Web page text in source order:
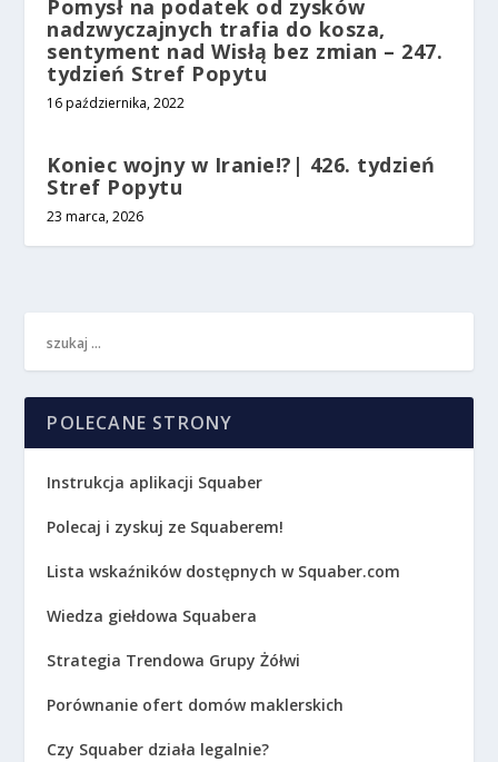
Pomysł na podatek od zysków
nadzwyczajnych trafia do kosza,
sentyment nad Wisłą bez zmian – 247.
tydzień Stref Popytu
16 października, 2022
Koniec wojny w Iranie!?| 426. tydzień
Stref Popytu
23 marca, 2026
POLECANE STRONY
Instrukcja aplikacji Squaber
Polecaj i zyskuj ze Squaberem!
Lista wskaźników dostępnych w Squaber.com
Wiedza giełdowa Squabera
Strategia Trendowa Grupy Żółwi
Porównanie ofert domów maklerskich
Czy Squaber działa legalnie?